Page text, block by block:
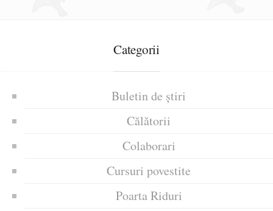
Categorii
Buletin de știri
Călătorii
Colaborari
Cursuri povestite
Poarta Riduri